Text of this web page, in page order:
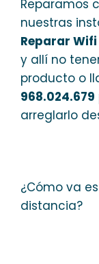
Reparamos
nuestras
Reparar Wifi
y allí no
producto o
968.024.679
arreglarlo
¿Cómo va
distancia?